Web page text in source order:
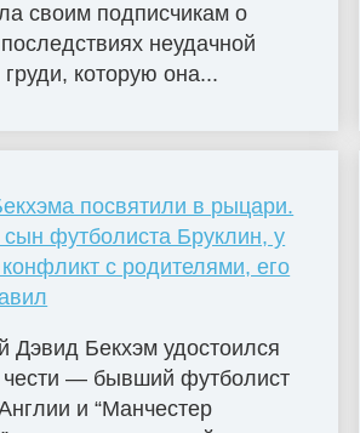
своим подписчикам о
неудачной
груди, которую она...
посвятили в рыцари.
футболиста Бруклин, у
конфликт с родителями, его
Дэвид Бекхэм удостоился
— бывший футболист
и “Манчестер